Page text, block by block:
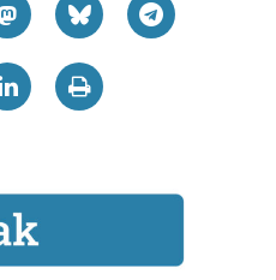
eskatzen, eta beren
babesten dira. Ikusi gure
zein helburutarako
moduari
ezarri zure lehentasunak
alda edo ken dezakezu